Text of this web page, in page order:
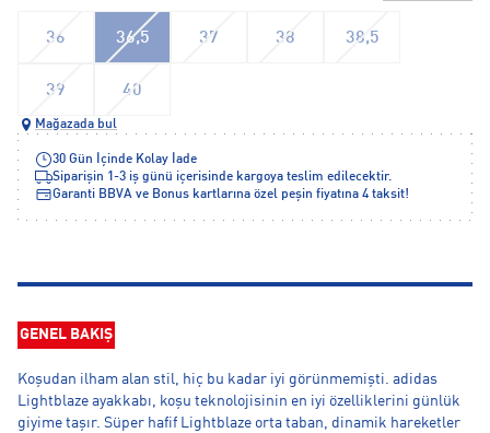
36 36,5 37 38 38,5
39 40
Mağazada bul
30 Gün İçinde Kolay İade
Siparişin 1-3 iş günü içerisinde kargoya teslim edilecektir.
Garanti BBVA ve Bonus kartlarına özel peşin fiyatına 4 taksit!
GENEL BAKIŞ
Koşudan ilham alan stil, hiç bu kadar iyi görünmemişti. adidas
Lightblaze ayakkabı, koşu teknolojisinin en iyi özelliklerini günlük
giyime taşır. Süper hafif Lightblaze orta taban, dinamik hareketler